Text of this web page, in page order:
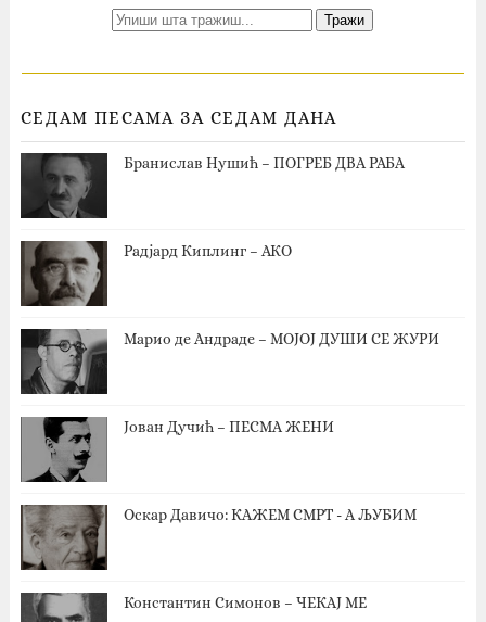
СЕДАМ ПЕСАМА ЗА СЕДАМ ДАНА
Бранислав Нушић – ПОГРЕБ ДВА РАБА
Радјард Киплинг – АКО
Марио де Андраде – МОЈОЈ ДУШИ СЕ ЖУРИ
Јован Дучић – ПЕСМА ЖЕНИ
Оскар Давичо‎: КАЖЕМ СМРТ - А ЉУБИМ
Константин Симонов – ЧЕКАЈ МЕ